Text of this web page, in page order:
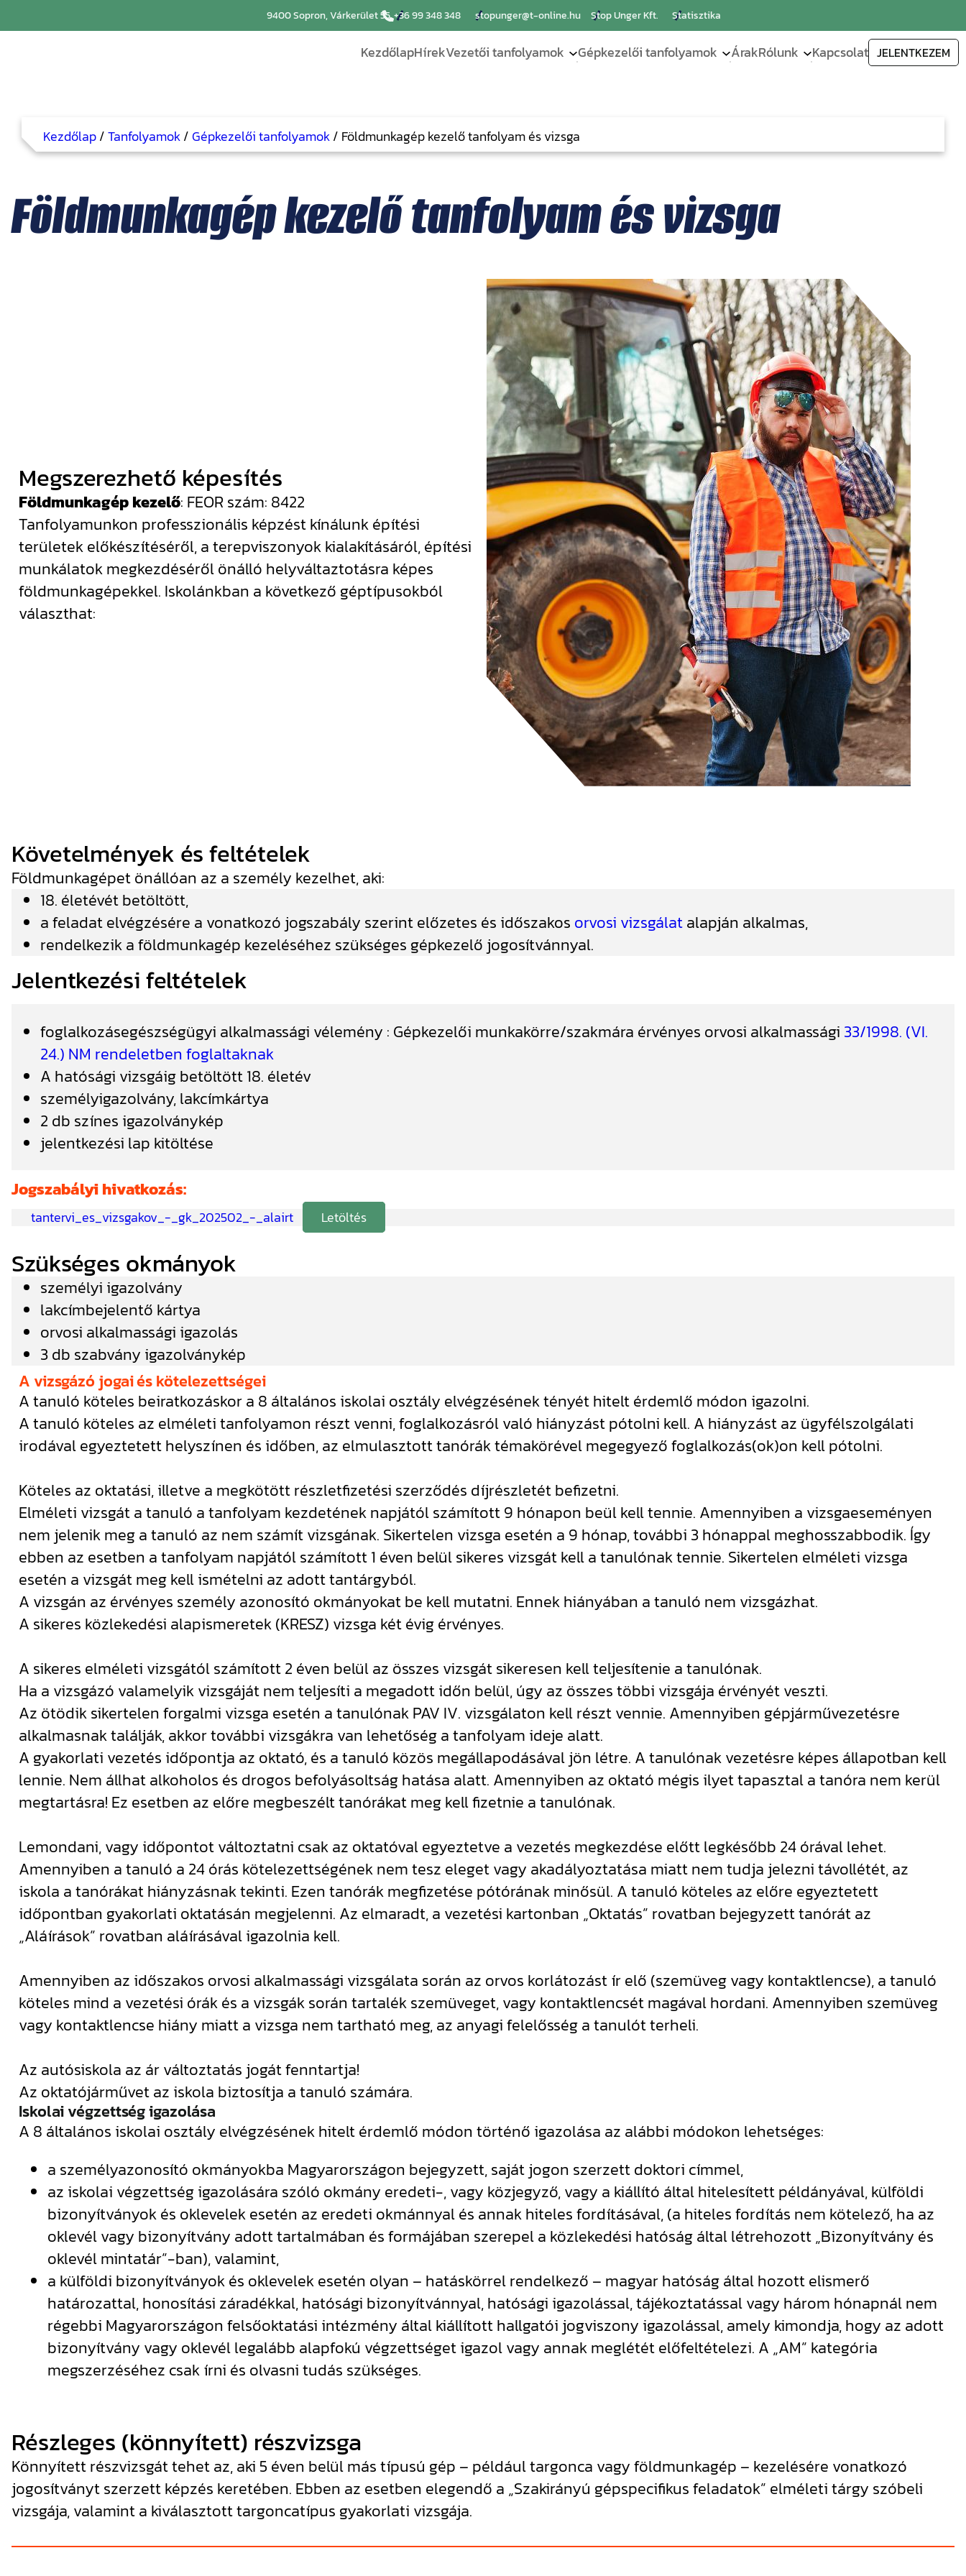
9400 Sopron, Várkerület 55.+36 99 348 348 stopunger@t-online.hu Stop Unger Kft. Statisztika
KezdőlapHírekVezetői tanfolyamok
Nehézpótkocsi
Autóbusz
D Bvel
Autóbusz
D Cvel
Motorkerékpár
A1
Motorkerékpár
Gépkezelői tanfolyamok
vizsga
Emelőgépkezelő
tanfolyam és
vizsga
KAV-os
gyakorlati
kiegészítő
típusvizsga
ÁrakRólunk
Kapcsolat JELENTKEZEM
Kezdőlap/Tanfolyamok/ Gépkezelői tanfolyamok/ Földmunkagép kezelő tanfolyam és vizsga
Földmunkagép kezelő tanfolyam és vizsga
Megszerezhető képesítés
Földmunkagép kezelő: FEOR szám: 8422
Tanfolyamunkon professzionális képzést kínálunk építési
területek előkészítéséről, a terepviszonyok kialakításáról, építési
munkálatok megkezdéséről önálló helyváltaztotásra képes
földmunkagépekkel. Iskolánkban a következő géptípusokból
választhat:
Követelmények és feltételek
Földmunkagépet önállóan az a személy kezelhet, aki:
18. életévét betöltött,
a feladat elvégzésére a vonatkozó jogszabály szerint előzetes és időszakos orvosi vizsgálatalapján alkalmas,
rendelkezik a földmunkagép kezeléséhez szükséges gépkezelő jogosítvánnyal.
Jelentkezési feltételek
foglalkozásegészségügyi alkalmassági vélemény : Gépkezelői munkakörre/szakmára érvényes orvosi alkalmassági 33/1998. (VI.
24.) NM rendeletben foglaltaknak
A hatósági vizsgáig betöltött 18. életév
személyigazolvány, lakcímkártya
2 db színes igazolványkép
jelentkezési lap kitöltése
Jogszabályi hivatkozás:
tantervi_es_vizsgakov_-_gk_202502_-_alairt Letöltés
Szükséges okmányok
személyi igazolvány
lakcímbejelentő kártya
orvosi alkalmassági igazolás
3 db szabvány igazolványkép
A vizsgázó jogai és kötelezettségei
A tanuló köteles beiratkozáskor a 8 általános iskolai osztály elvégzésének tényét hitelt érdemlő módon igazolni.
A tanuló köteles az elméleti tanfolyamon részt venni, foglalkozásról való hiányzást pótolni kell. A hiányzást az ügyfélszolgálati
irodával egyeztetett helyszínen és időben, az elmulasztott tanórák témakörével megegyező foglalkozás(ok)on kell pótolni.
Köteles az oktatási, illetve a megkötött részletfizetési szerződés díjrészletét befizetni.
Elméleti vizsgát a tanuló a tanfolyam kezdetének napjától számított 9 hónapon beül kell tennie. Amennyiben a vizsgaeseményen
nem jelenik meg a tanuló az nem számít vizsgának. Sikertelen vizsga esetén a 9 hónap, további 3 hónappal meghosszabbodik. Így
ebben az esetben a tanfolyam napjától számított 1 éven belül sikeres vizsgát kell a tanulónak tennie. Sikertelen elméleti vizsga
esetén a vizsgát meg kell ismételni az adott tantárgyból.
A vizsgán az érvényes személy azonosító okmányokat be kell mutatni. Ennek hiányában a tanuló nem vizsgázhat.
A sikeres közlekedési alapismeretek (KRESZ) vizsga két évig érvényes.
A sikeres elméleti vizsgától számított 2 éven belül az összes vizsgát sikeresen kell teljesítenie a tanulónak.
Ha a vizsgázó valamelyik vizsgáját nem teljesíti a megadott időn belül, úgy az összes többi vizsgája érvényét veszti.
Az ötödik sikertelen forgalmi vizsga esetén a tanulónak PAV IV. vizsgálaton kell részt vennie. Amennyiben gépjárművezetésre
alkalmasnak találják, akkor további vizsgákra van lehetőség a tanfolyam ideje alatt.
A gyakorlati vezetés időpontja az oktató, és a tanuló közös megállapodásával jön létre. A tanulónak vezetésre képes állapotban kell
lennie. Nem állhat alkoholos és drogos befolyásoltság hatása alatt. Amennyiben az oktató mégis ilyet tapasztal a tanóra nem kerül
megtartásra! Ez esetben az előre megbeszélt tanórákat meg kell fizetnie a tanulónak.
Lemondani, vagy időpontot változtatni csak az oktatóval egyeztetve a vezetés megkezdése előtt legkésőbb 24 órával lehet.
Amennyiben a tanuló a 24 órás kötelezettségének nem tesz eleget vagy akadályoztatása miatt nem tudja jelezni távollétét, az
iskola a tanórákat hiányzásnak tekinti. Ezen tanórák megfizetése pótórának minősül. A tanuló köteles az előre egyeztetett
időpontban gyakorlati oktatásán megjelenni. Az elmaradt, a vezetési kartonban „Oktatás” rovatban bejegyzett tanórát az
„Aláírások” rovatban aláírásával igazolnia kell.
Amennyiben az időszakos orvosi alkalmassági vizsgálata során az orvos korlátozást ír elő (szemüveg vagy kontaktlencse), a tanuló
köteles mind a vezetési órák és a vizsgák során tartalék szemüveget, vagy kontaktlencsét magával hordani. Amennyiben szemüveg
vagy kontaktlencse hiány miatt a vizsga nem tartható meg, az anyagi felelősség a tanulót terheli.
Az autósiskola az ár változtatás jogát fenntartja!
Az oktatójárművet az iskola biztosítja a tanuló számára.
Iskolai végzettség igazolása
A 8 általános iskolai osztály elvégzésének hitelt érdemlő módon történő igazolása az alábbi módokon lehetséges:
a személyazonosító okmányokba Magyarországon bejegyzett, saját jogon szerzett doktori címmel,
az iskolai végzettség igazolására szóló okmány eredeti-, vagy közjegyző, vagy a kiállító által hitelesített példányával, külföldi
bizonyítványok és oklevelek esetén az eredeti okmánnyal és annak hiteles fordításával, (a hiteles fordítás nem kötelező, ha az
oklevél vagy bizonyítvány adott tartalmában és formájában szerepel a közlekedési hatóság által létrehozott „Bizonyítvány és
oklevél mintatár”-ban), valamint,
a külföldi bizonyítványok és oklevelek esetén olyan – hatáskörrel rendelkező – magyar hatóság által hozott elismerő
határozattal, honosítási záradékkal, hatósági bizonyítvánnyal, hatósági igazolással, tájékoztatással vagy három hónapnál nem
régebbi Magyarországon felsőoktatási intézmény által kiállított hallgatói jogviszony igazolással, amely kimondja, hogy az adott
bizonyítvány vagy oklevél legalább alapfokú végzettséget igazol vagy annak meglétét előfeltételezi. A „AM” kategória
megszerzéséhez csak írni és olvasni tudás szükséges.
Részleges (könnyített) részvizsga
Könnyített részvizsgát tehet az, aki 5 éven belül más típusú gép – például targonca vagy földmunkagép – kezelésére vonatkozó
jogosítványt szerzett képzés keretében. Ebben az esetben elegendő a „Szakirányú gépspecifikus feladatok” elméleti tárgy szóbeli
vizsgája, valamint a kiválasztott targoncatípus gyakorlati vizsgája.